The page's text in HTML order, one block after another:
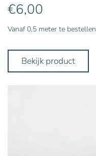
€6,00
Vanaf 0,5 meter te bestellen
Bekijk product